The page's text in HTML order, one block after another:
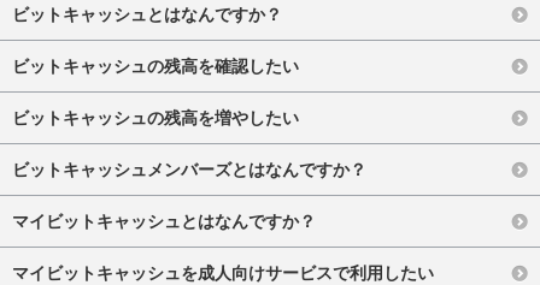
ビットキャッシュとはなんですか？
ビットキャッシュの残高を確認したい
ビットキャッシュの残高を増やしたい
ビットキャッシュメンバーズとはなんですか？
マイビットキャッシュとはなんですか？
マイビットキャッシュを成人向けサービスで利用したい